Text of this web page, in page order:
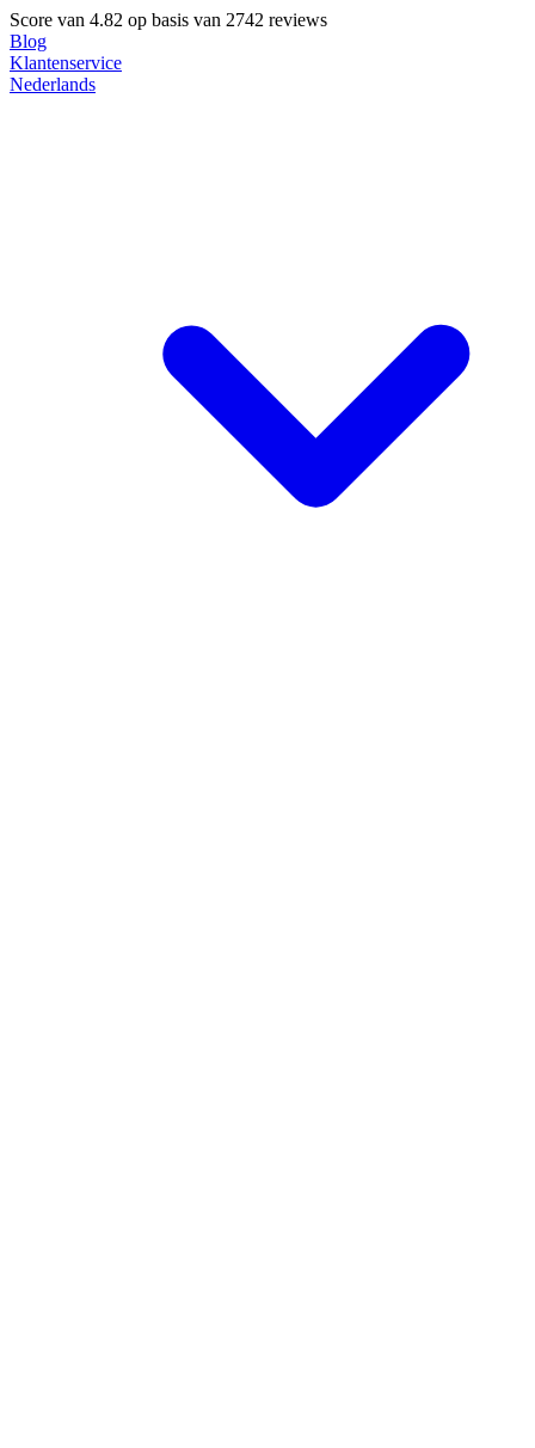
Score van 4.82 op basis van 2742 reviews
Blog
Klantenservice
Nederlands